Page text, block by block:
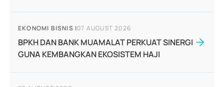
EKONOMI BISNIS |07 AUGUST 2026
BPKH DAN BANK MUAMALAT PERKUAT SINERGI
GUNA KEMBANGKAN EKOSISTEM HAJI